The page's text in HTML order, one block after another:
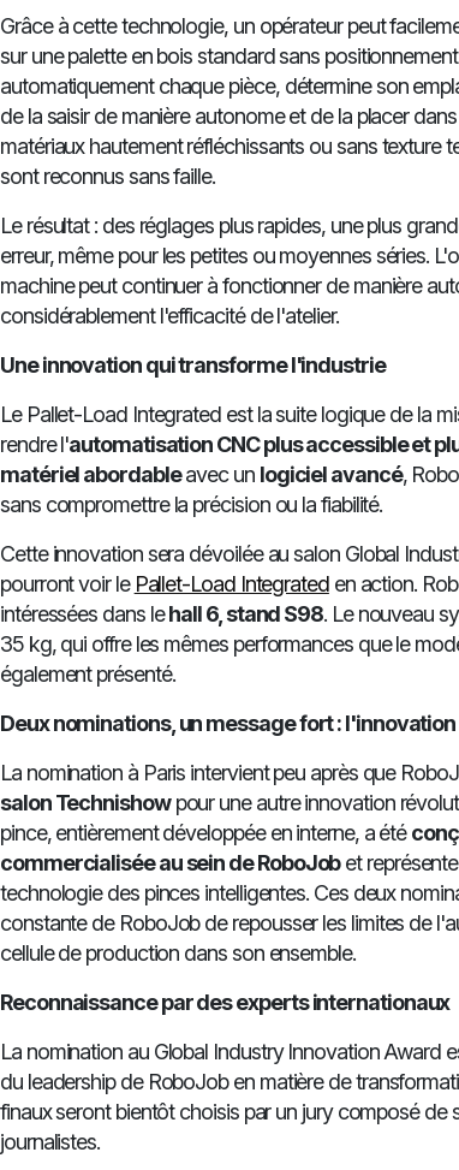
Grâce à cette technologie, un opérateur peut
sur une palette en bois standard sans
automatiquement chaque pièce, détermine son
de la saisir de manière autonome et de la placer
matériaux hautement réfléchissants ou sans texture
sont reconnus sans faille.
Le résultat : des réglages plus rapides, une plus
erreur, même pour les petites ou moyennes séries.
machine peut continuer à fonctionner de manière
considérablement l'efficacité de l'atelier.
Une innovation qui transforme l'industrie
Le Pallet-Load Integrated est la suite logique de la
rendre l'automatisation CNC plus accessible et
matériel abordableavec un logiciel avancé,
sans compromettre la précision ou la fiabilité.
Cette innovation sera dévoilée au salon Global
pourront voir le Pallet-Load Integrateden action.
intéressées dans lehall 6, stand S98. Le nouveau
35 kg, qui offre les mêmes performances que le
également présenté.
Deux nominations, un message fort :
La nomination à Paris intervient peu après que
salon Technishowpour une autre innovation
pince, entièrement développée en interne, a été
commercialisée au sein de RoboJobet
technologie des pinces intelligentes. Ces deux
constante de RoboJob de repousser les limites de
cellule de production dans son ensemble.
Reconnaissance par des experts internationaux
La nomination au Global Industry Innovation Award
du leadership de RoboJob en matière de
finaux seront bientôt choisis par un jury composé de
journalistes.